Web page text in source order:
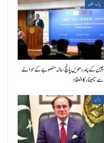
پاک-چین
چین کے پندرھویں پانچ سالہ منصوبے کے حوالے
سے سیمینار کا انعقاد
بزنس